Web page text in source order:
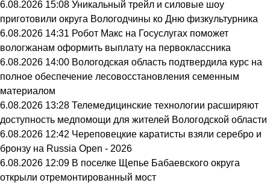
6.08.2026 15:08 Уникальный трейл и силовые шоу
приготовили округа Вологодчины ко Дню физкультурника
6.08.2026 14:31 Робот Макс на Госуслугах поможет
вологжанам оформить выплату на первоклассника
6.08.2026 14:00 Вологодская область подтвердила курс на
полное обеспечение лесовосстановления семенным
материалом
6.08.2026 13:28 Телемедицинские технологии расширяют
доступность медпомощи для жителей Вологодской области
6.08.2026 12:42 Череповецкие каратисты взяли серебро и
бронзу на Russia Open - 2026
6.08.2026 12:09 В поселке Щепье Бабаевского округа
открыли отремонтированный мост